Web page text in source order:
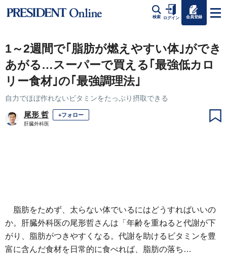
検索 ログイン 会員登録
1～2週間で｢脂肪が燃えやすい体｣ができ
あがる…スーパーで買える｢最強低カロ
リー食材｣の｢最強調理法｣
自力でほぼ作れないビタミンをたっぷり摂取できる
尾形 哲 +フォロー
肝臓外科医
脂肪をためず、太らない体でいるにはどうすればいいの
か。肝臓外科医の尾形哲さんは「年齢を重ねると代謝が下
がり、脂肪がつきやすくなる。代謝を助けるビタミンを豊
富に含んだ食材を日常的に食べれば、脂肪の落ち…